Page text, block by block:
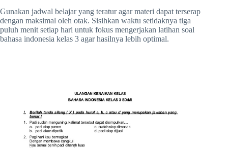
Gunakan jadwal belajar yang teratur agar materi dapat terserap
dengan maksimal oleh otak. Sisihkan waktu setidaknya tiga
puluh menit setiap hari untuk fokus mengerjakan latihan soal
bahasa indonesia kelas 3 agar hasilnya lebih optimal.